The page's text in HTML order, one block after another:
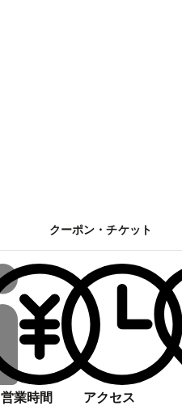
クーポン・チケット
営業時間 アクセス